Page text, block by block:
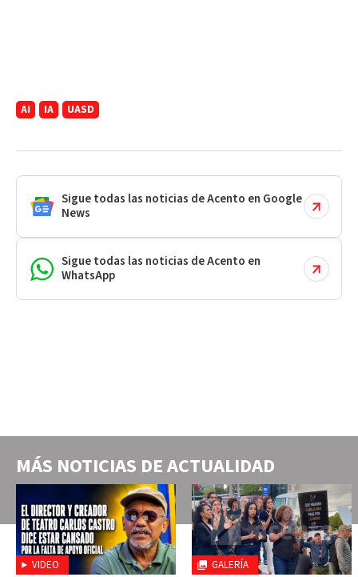
AI IA UASD
Sigue todas las noticias de Acento en Google
News
Sigue todas las noticias de Acento en
WhatsApp
MÁS NOTICIAS DEACTUALIDAD
VIDEO GALERÍA